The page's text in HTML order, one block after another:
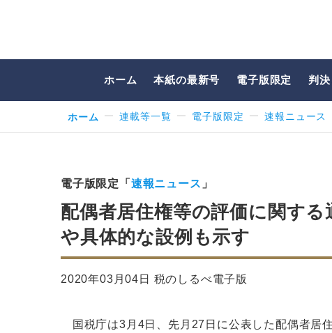
ホーム 本紙の最新号 電子版限定 判
ホーム 連載等一覧 電子版限定 速報ニュース
電子版限定「 速報ニュース 」
配偶者居住権等の評価に関す
や具体的な設例も示す
2020年03月04日 税のしるべ電子版
国税庁は3月4日、先月27日に公表した配偶者居